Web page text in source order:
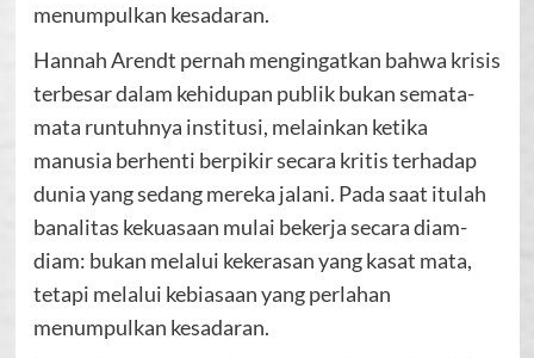
menumpulkan kesadaran.
Hannah Arendt pernah mengingatkan bahwa krisis
terbesar dalam kehidupan publik bukan semata-
mata runtuhnya institusi, melainkan ketika
manusia berhenti berpikir secara kritis terhadap
dunia yang sedang mereka jalani. Pada saat itulah
banalitas kekuasaan mulai bekerja secara diam-
diam: bukan melalui kekerasan yang kasat mata,
tetapi melalui kebiasaan yang perlahan
menumpulkan kesadaran.